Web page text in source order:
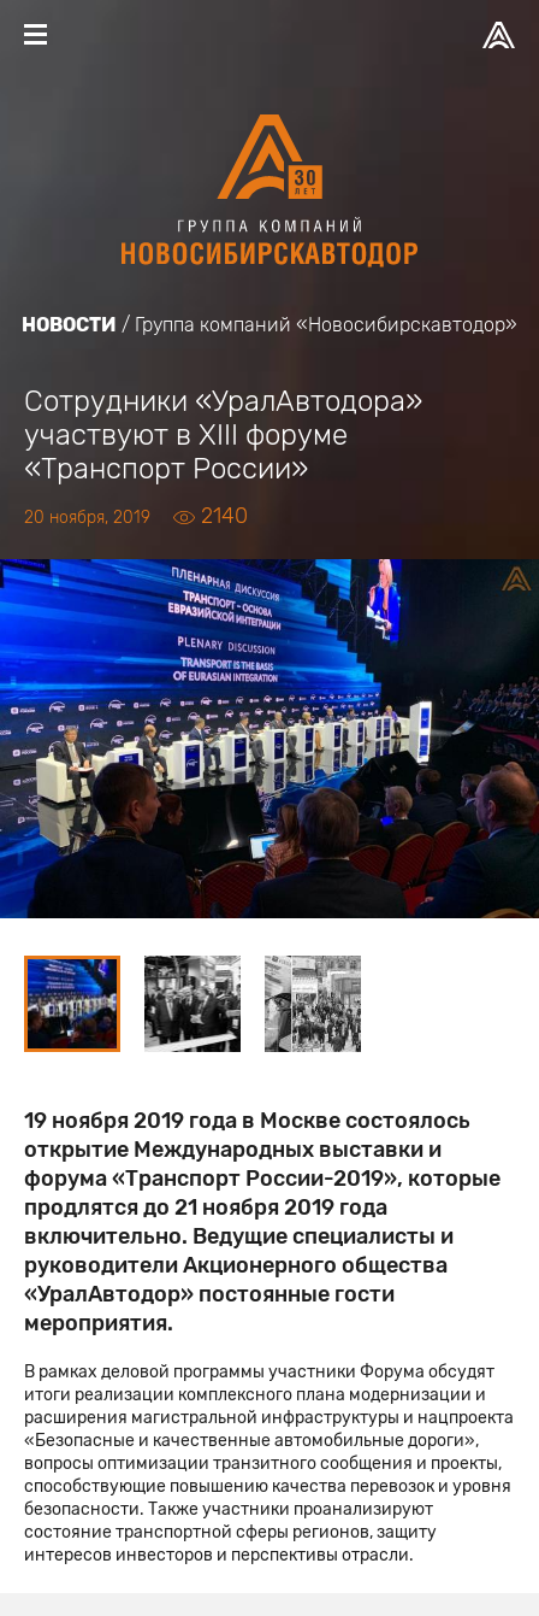
НОВОСТИ Группа компаний «Новосибирскавтодор»
Сотрудники «УралАвтодора»
участвуют в XIII форуме
«Транспорт России»
20 ноября, 2019 2140
19 ноября 2019 года в Москве состоялось
открытие Международных выставки и
форума «Транспорт России-2019», которые
продлятся до 21 ноября 2019 года
включительно. Ведущие специалисты и
руководители Акционерного общества
«УралАвтодор» постоянные гости
мероприятия.
В рамках деловой программы участники Форума обсудят
итоги реализации комплексного плана модернизации и
расширения магистральной инфраструктуры и нацпроекта
«Безопасные и качественные автомобильные дороги»,
вопросы оптимизации транзитного сообщения и проекты,
способствующие повышению качества перевозок и уровня
безопасности. Также участники проанализируют
состояние транспортной сферы регионов, защиту
интересов инвесторов и перспективы отрасли.